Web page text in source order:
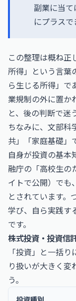
副業に当
にプラスで
この整理は概ね正
所得」という言葉
ら生じる所得」で
業規制の外に置か
と、後の判断で迷
ちなみに、文部科
共」「家庭基礎」
自身が投資の基本
融庁の「高校生の
イトで公開）でも
とされています。
学び、自ら実践す
です。
株式投資・投資信
「投資」と一括
り扱いが大きく変
う。